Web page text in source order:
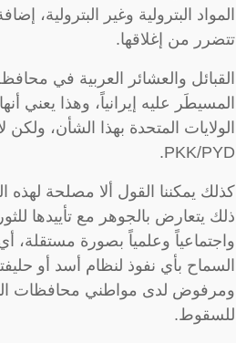
المواد البترولية وغير البترولية،
تتضرر من إغلاقها.
القبائل والعشائر العربية في
المسيطَر عليه إيرانياً، وهذا يعني
الولايات المتحدة بهذا الشأن،
PKK/PYD.
كذلك يمكننا القول ألا مصلحة لهذه
ذلك يتعارض بالجوهر مع تأييدها
واجتماعياً وعلمياً بصورة مستقلة،
السماح بأي نفوذ لنظام أسد أو
ومرفوض لدى مواطني محافظات
للسقوط.